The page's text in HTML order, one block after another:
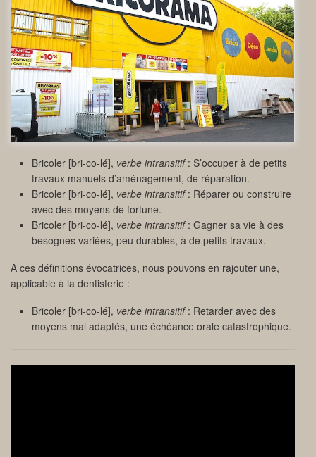
Bricoler [bri-co-lé], verbe intransitif: S’occuper à de petits
travaux manuels d’aménagement, de réparation.
Bricoler [bri-co-lé], verbe intransitif: Réparer ou construire
avec des moyens de fortune.
Bricoler [bri-co-lé], verbe intransitif: Gagner sa vie à des
besognes variées, peu durables, à de petits travaux.
A ces définitions évocatrices, nous pouvons en rajouter une,
applicable à la dentisterie :
Bricoler [bri-co-lé], verbe intransitif : Retarder avec des
moyens mal adaptés, une échéance orale catastrophique.